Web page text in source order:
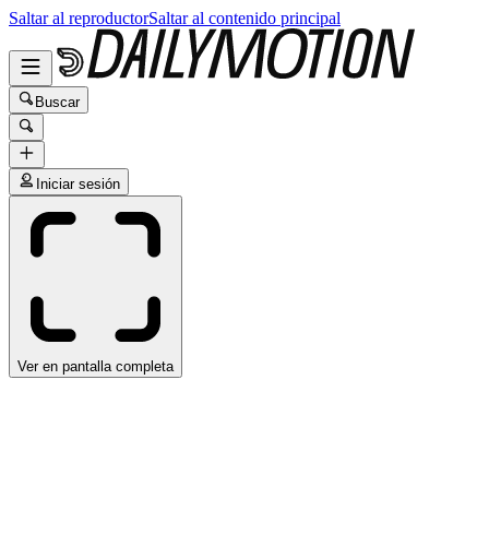
Saltar al reproductorSaltar al contenido principal
Buscar
Iniciar sesión
Ver en pantalla completa